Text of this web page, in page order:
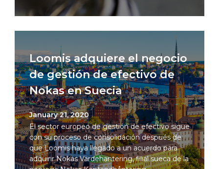
Loomis adquiere el negocio
de gestión de efectivo de
Nokas en Suecia
January 21, 2020
El sector europeo de gestión de efectivo sigue
con su proceso de consolidación después de
que Loomis haya llegado a un acuerdo para
adquirir Nokas Värdehantering, filial sueca de la